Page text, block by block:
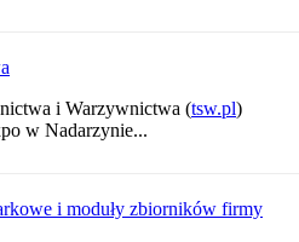
i Warzywnictwa (tsw.pl)
w Nadarzynie...
i moduły zbiorników firmy